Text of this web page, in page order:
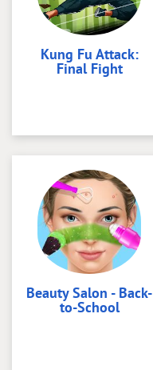
Kung Fu Attack:
Final Fight
Beauty Salon - Back-
to-School